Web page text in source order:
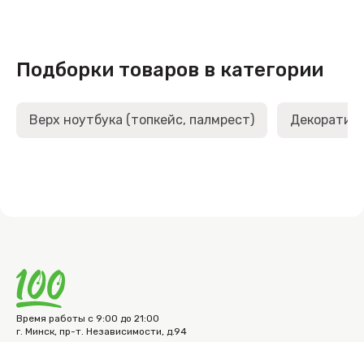
Подборки товаров в категории
Верх ноутбука (топкейс, палмрест)
Время работы с 9:00 до 21:00
г. Минск, пр-т. Независимости, д.94